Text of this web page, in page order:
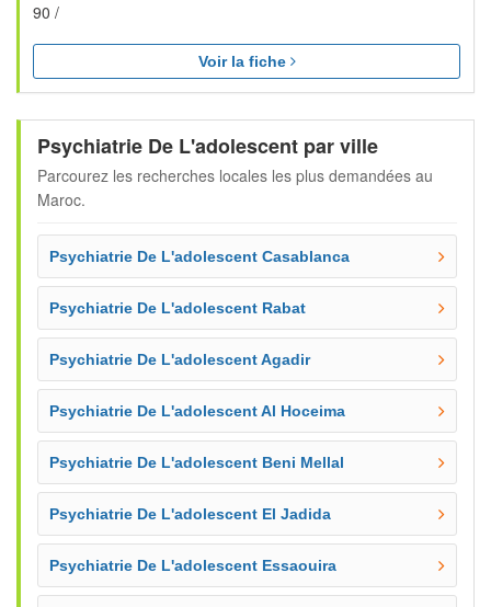
90 /
Voir la fiche
Psychiatrie De L'adolescent par ville
Parcourez les recherches locales les plus demandées au
Maroc.
Psychiatrie De L'adolescent Casablanca
Psychiatrie De L'adolescent Rabat
Psychiatrie De L'adolescent Agadir
Psychiatrie De L'adolescent Al Hoceima
Psychiatrie De L'adolescent Beni Mellal
Psychiatrie De L'adolescent El Jadida
Psychiatrie De L'adolescent Essaouira